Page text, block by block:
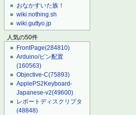
おなかすいた族！
wiki.nothing.sh
wiki.guttyo.jp
人気の50件
FrontPage(284810)
Arduino/ピン配置
(160563)
Objective-C(75893)
ApplePS2Keyboard-
Japanese-v2(49600)
レポートディスクリプタ
(48848)